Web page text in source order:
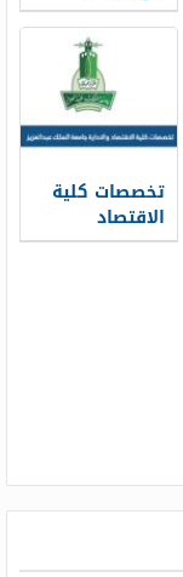
الملك عبدالعزيز
1447
تخصصات كلية
الاقتصاد
والادارة جامعة